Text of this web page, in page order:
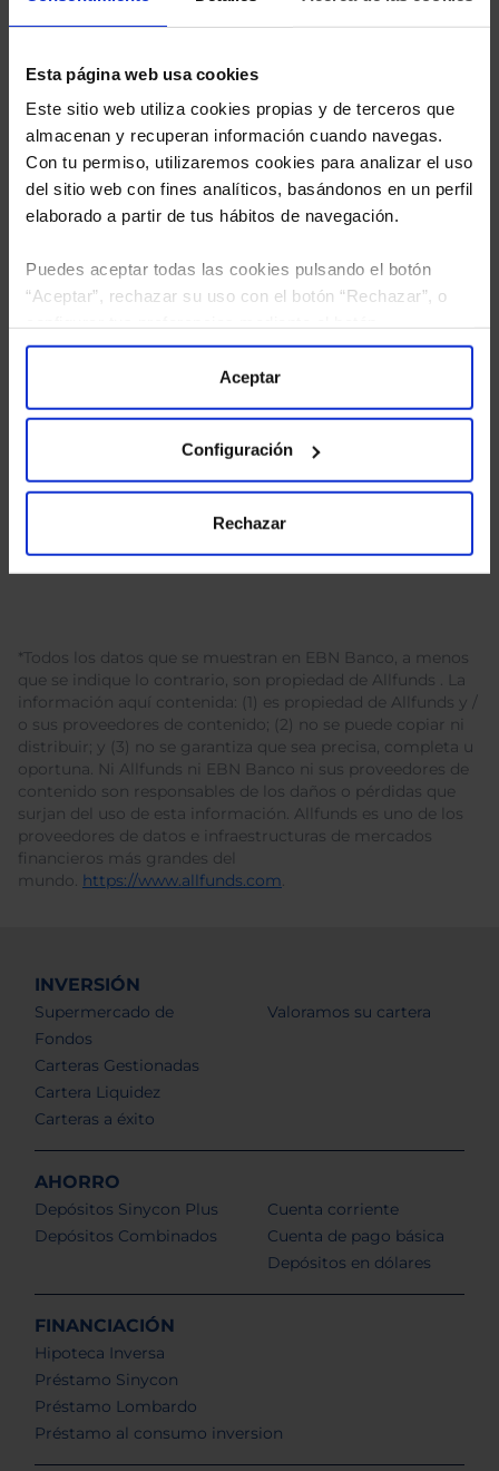
Esta página web usa cookies
Este sitio web utiliza cookies propias y de terceros que
almacenan y recuperan información cuando navegas.
Con tu permiso, utilizaremos cookies para analizar el uso
del sitio web con fines analíticos, basándonos en un perfil
elaborado a partir de tus hábitos de navegación.
Puedes aceptar todas las cookies pulsando el botón
“Aceptar”, rechazar su uso con el botón “Rechazar”, o
“Configuración”. Consulta nuestraPolítica
para más información.
Aceptar
Configuración
Rechazar
He leídola política de privacidady consiento el
tratamiento de mis datos personales.
*Todos los datos que se muestran en EBN Banco, a menos
que se indique lo contrario, son propiedad de Allfunds . La
información aquí contenida: (1) es propiedad de Allfunds y /
o sus proveedores de contenido; (2) no se puede copiar ni
distribuir; y (3) no se garantiza que sea precisa, completa u
oportuna. Ni Allfunds ni EBN Banco ni sus proveedores de
contenido son responsables de los daños o pérdidas que
surjan del uso de esta información. Allfunds es uno de los
proveedores de datos e infraestructuras de mercados
financieros más grandes del
mundo. https://www.allfunds.com.
INVERSIÓN
Supermercado de
Fondos
Carteras Gestionadas
Cartera Liquidez
Carteras a éxito
Valoramos su cartera
AHORRO
Depósitos Sinycon Plus
Depósitos Combinados
Cuenta corriente
Cuenta de pago básica
Depósitos en dólares
FINANCIACIÓN
Hipoteca Inversa
Préstamo Sinycon
Préstamo Lombardo
Préstamo al consumo inversion